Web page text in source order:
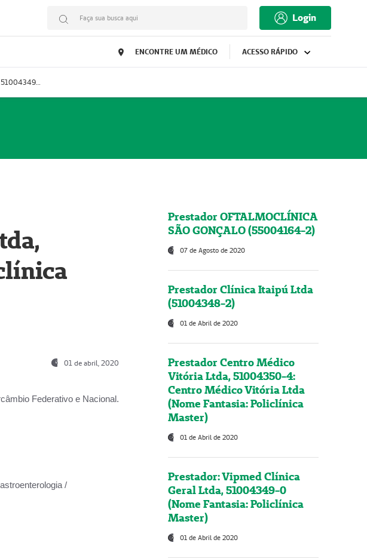
Faça sua busca aqui Login
ENCONTRE UM MÉDICO ACESSO RÁPIDO
Prestador: Vipmed Clínica Geral Ltda, 51004349-0 (Nome Fantasia: Policlínica Master)
01 de abril, 2020
Federativo e Nacional.
/
Prestador OFTALMOCLÍNICA
SÃO GONÇALO (55004164-2)
07 de Agosto de 2020
Prestador Clínica Itaipú Ltda
(51004348-2)
01 de Abril de 2020
Prestador Centro Médico
Vitória Ltda, 51004350-4:
Centro Médico Vitória Ltda
(Nome Fantasia: Policlínica
Master)
01 de Abril de 2020
Prestador: Vipmed Clínica
Geral Ltda, 51004349-0
(Nome Fantasia: Policlínica
Master)
01 de Abril de 2020